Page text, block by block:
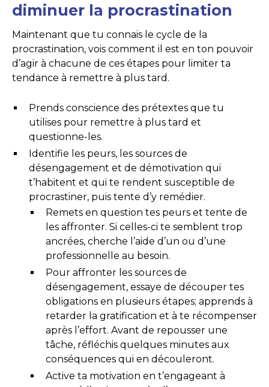
diminuer la procrastination
Maintenant que tu connais le cycle de la
procrastination, vois comment il est en ton pouvoir
d’agir à chacune de ces étapes pour limiter ta
tendance à remettre à plus tard.
Prends conscience des prétextes que tu
utilises pour remettre à plus tard et
questionne-les.
Identifie les peurs, les sources de
désengagement et de démotivation qui
t’habitent et qui te rendent susceptible de
procrastiner, puis tente d’y remédier.
Remets en question tes peurs et tente de
les affronter. Si celles-ci te semblent trop
ancrées, cherche l’aide d’un ou d’une
professionnelle au besoin.
Pour affronter les sources de
désengagement, essaye de découper tes
obligations en plusieurs étapes; apprends à
retarder la gratification et à te récompenser
après l’effort. Avant de repousser une
tâche, réfléchis quelques minutes aux
conséquences qui en découleront.
Active ta motivation en t’engageant à